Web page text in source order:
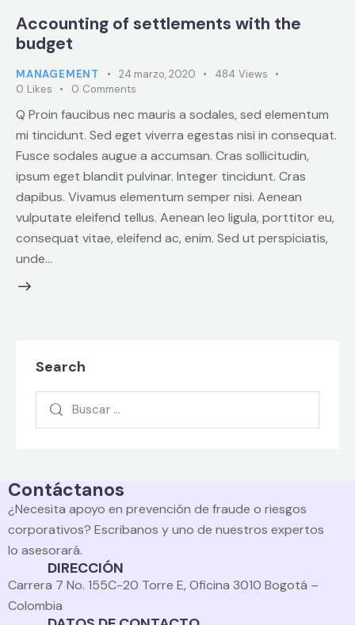
Accounting of settlements with the
budget
MANAGEMENT 24 marzo, 2020 484 Views
0 Likes 0 Comments
Q Proin faucibus nec mauris a sodales, sed elementum
mi tincidunt. Sed eget viverra egestas nisi in consequat.
Fusce sodales augue a accumsan. Cras sollicitudin,
ipsum eget blandit pulvinar. Integer tincidunt. Cras
dapibus. Vivamus elementum semper nisi. Aenean
vulputate eleifend tellus. Aenean leo ligula, porttitor eu,
consequat vitae, eleifend ac, enim. Sed ut perspiciatis,
unde…
Search
Contáctanos
¿Necesita apoyo en prevención de fraude o riesgos
corporativos? Escribanos y uno de nuestros expertos
lo asesorará.
DIRECCIÓN
Carrera 7 No. 155C-20 Torre E, Oficina 3010 Bogotá –
Colombia